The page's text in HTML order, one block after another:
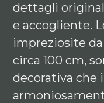
dettagli
e accogliente.
impreziosite
circa 100 cm,
decorativa che